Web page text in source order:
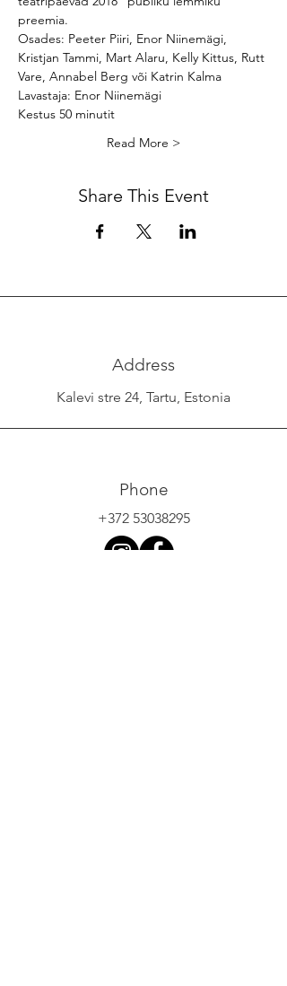
preemia.
Osades: Peeter Piiri, Enor Niinemägi,
Kristjan Tammi, Mart Alaru, Kelly Kittus, Rutt
Vare, Annabel Berg või Katrin Kalma
Lavastaja: Enor Niinemägi
Kestus 50 minutit
Read More >
Share This Event
Address
Kalevi stre 24, Tartu, Estonia
Phone
+372 53038295